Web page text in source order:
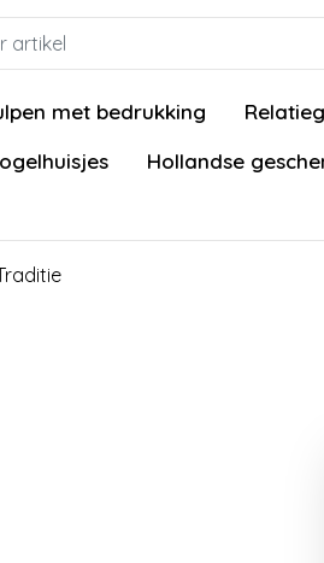
met bedrukking
Hollandse